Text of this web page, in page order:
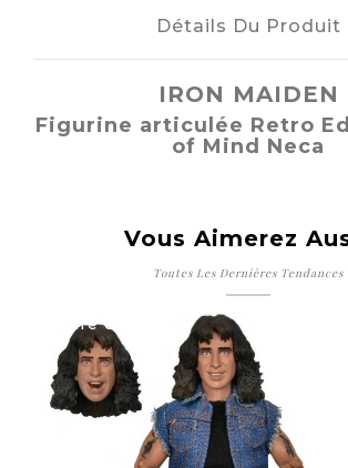
Détails Du Produit
IRON MAIDEN
Figurine articulée Retro
of Mind Neca
Vous Aimerez
Toutes Les Dernières Tendances
Rupture de stock